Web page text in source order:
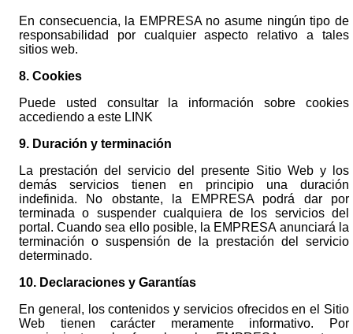
En consecuencia, la EMPRESA no asume ningún tipo de
responsabilidad por cualquier aspecto relativo a tales
sitios web.
8. Cookies
Puede usted consultar la información sobre cookies
accediendo a este LINK
9. Duración y terminación
La prestación del servicio del presente Sitio Web y los
demás servicios tienen en principio una duración
indefinida. No obstante, la EMPRESA podrá dar por
terminada o suspender cualquiera de los servicios del
portal. Cuando sea ello posible, la EMPRESA anunciará la
terminación o suspensión de la prestación del servicio
determinado.
10. Declaraciones y Garantías
En general, los contenidos y servicios ofrecidos en el Sitio
Web tienen carácter meramente informativo. Por